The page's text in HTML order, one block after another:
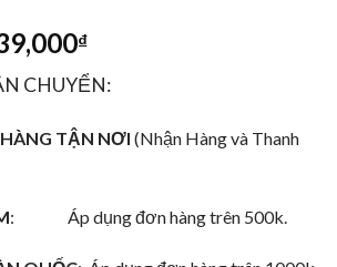
₫
CHUYỂN:
TẬN NƠI (Nhận Hàng và Thanh
:Áp dụng đơn hàng trên 500k.